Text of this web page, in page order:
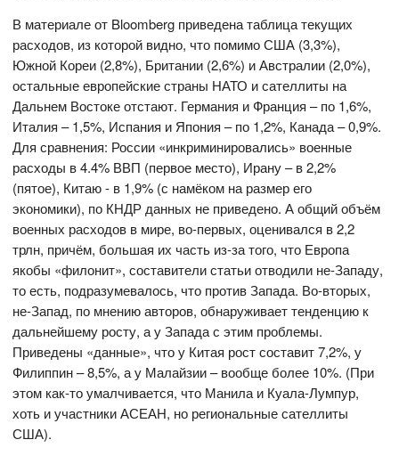
В материале от Bloomberg приведена таблица текущих
расходов, из которой видно, что помимо США (3,3%),
Южной Кореи (2,8%), Британии (2,6%) и Австралии (2,0%),
остальные европейские страны НАТО и сателлиты на
Дальнем Востоке отстают. Германия и Франция – по 1,6%,
Италия – 1,5%, Испания и Япония – по 1,2%, Канада – 0,9%.
Для сравнения: России «инкриминировались» военные
расходы в 4.4% ВВП (первое место), Ирану – в 2,2%
(пятое), Китаю - в 1,9% (с намёком на размер его
экономики), по КНДР данных не приведено. А общий объём
военных расходов в мире, во-первых, оценивался в 2,2
трлн, причём, большая их часть из-за того, что Европа
якобы «филонит», составители статьи отводили не-Западу,
то есть, подразумевалось, что против Запада. Во-вторых,
не-Запад, по мнению авторов, обнаруживает тенденцию к
дальнейшему росту, а у Запада с этим проблемы.
Приведены «данные», что у Китая рост составит 7,2%, у
Филиппин – 8,5%, а у Малайзии – вообще более 10%. (При
этом как-то умалчивается, что Манила и Куала-Лумпур,
хоть и участники АСЕАН, но региональные сателлиты
США).